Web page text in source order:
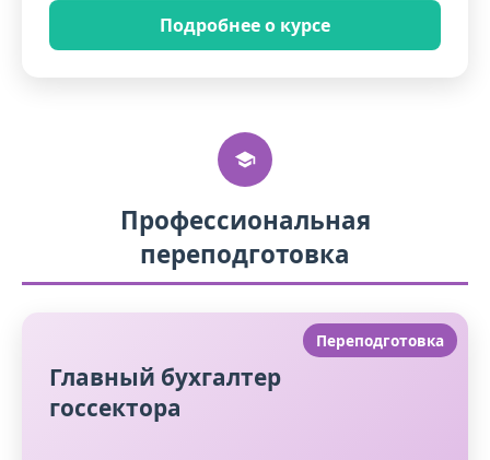
Подробнее о курсе
Профессиональная
переподготовка
Переподготовка
Главный бухгалтер
госсектора